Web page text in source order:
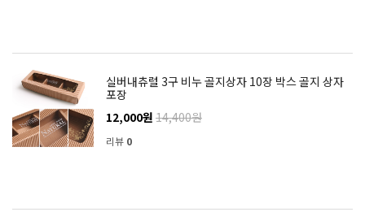
실버내츄럴 3구 비누 골지상자 10장 박스 골지 상자
포장
12,000원 14,400원
리뷰 0